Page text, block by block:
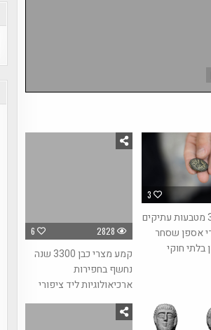
6 2828
קמע מצרי כבן 3300 שנה
נחשף בחפירות
ארכיאולוגיות ליד ציפורי
3
מעל 3000 מטבעות עתיקים
אספן שסחר
בלתי חוקי